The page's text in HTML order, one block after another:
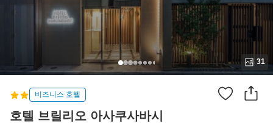
31
비즈니스 호텔
호텔 브릴리오 아사쿠사바시